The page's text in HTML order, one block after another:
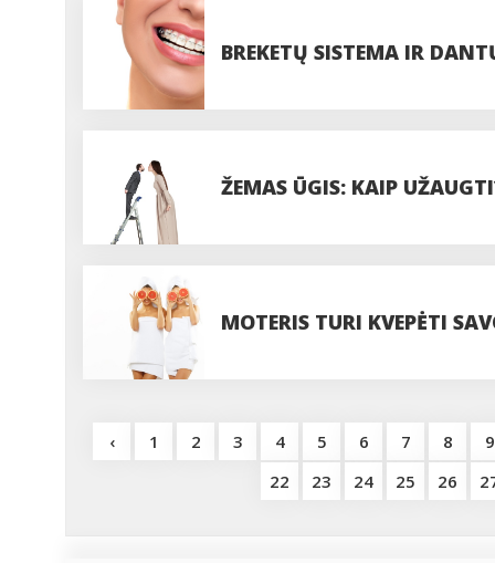
BREKETŲ SISTEMA IR
ŽEMAS ŪGIS: KAIP
MOTERIS TURI KVEPĖTI
‹ 1 2 3 4 5 6 7 8
9
22
23 24 25 26